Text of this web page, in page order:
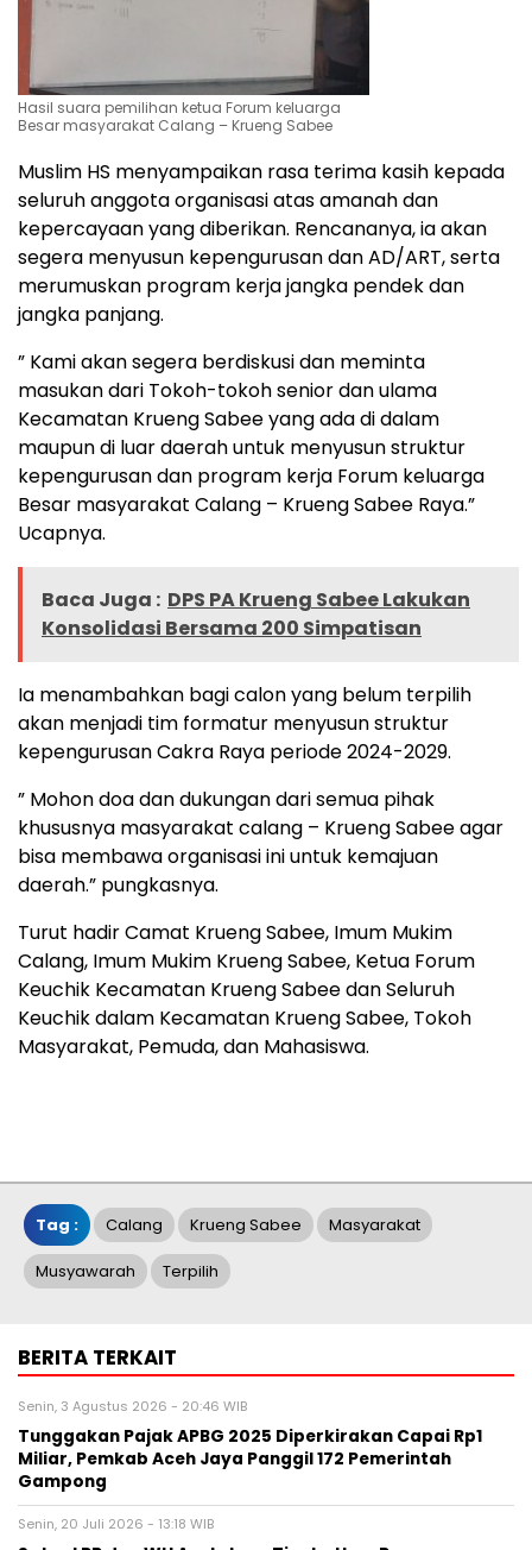
Hasil suara pemilihan ketua Forum keluarga
Besar masyarakat Calang – Krueng Sabee
Muslim HS menyampaikan rasa terima kasih kepada
seluruh anggota organisasi atas amanah dan
kepercayaan yang diberikan. Rencananya, ia akan
segera menyusun kepengurusan dan AD/ART, serta
merumuskan program kerja jangka pendek dan
jangka panjang.
” Kami akan segera berdiskusi dan meminta
masukan dari Tokoh-tokoh senior dan ulama
Kecamatan Krueng Sabee yang ada di dalam
maupun di luar daerah untuk menyusun struktur
kepengurusan dan program kerja Forum keluarga
Besar masyarakat Calang – Krueng Sabee Raya.”
Ucapnya.
Baca Juga : DPS PA Krueng Sabee Lakukan
Konsolidasi Bersama 200 Simpatisan
Ia menambahkan bagi calon yang belum terpilih
akan menjadi tim formatur menyusun struktur
kepengurusan Cakra Raya periode 2024-2029.
” Mohon doa dan dukungan dari semua pihak
khususnya masyarakat calang – Krueng Sabee agar
bisa membawa organisasi ini untuk kemajuan
daerah.” pungkasnya.
Turut hadir Camat Krueng Sabee, Imum Mukim
Calang, Imum Mukim Krueng Sabee, Ketua Forum
Keuchik Kecamatan Krueng Sabee dan Seluruh
Keuchik dalam Kecamatan Krueng Sabee, Tokoh
Masyarakat, Pemuda, dan Mahasiswa.
Tag : Calang Krueng Sabee Masyarakat
Musyawarah Terpilih
BERITA TERKAIT
Senin, 3 Agustus 2026 - 20:46 WIB
Tunggakan Pajak APBG 2025 Diperkirakan Capai Rp1
Miliar, Pemkab Aceh Jaya Panggil 172 Pemerintah
Gampong
Senin, 20 Juli 2026 - 13:18 WIB